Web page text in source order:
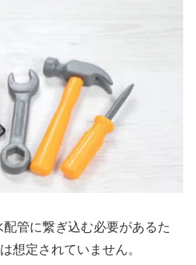
配管に繋ぎ込む必要があるた
想定されていません。